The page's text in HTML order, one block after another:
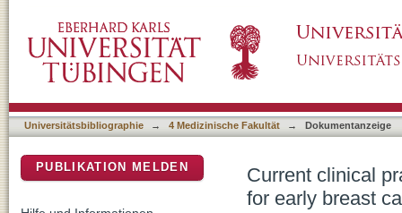
analysis of individual data from 94,638
Universitätsbibliographie → 4 Medizinische Fakultät → Dokumentanzeige
Current clinical
for early breast
PUBLIKATION MELDEN